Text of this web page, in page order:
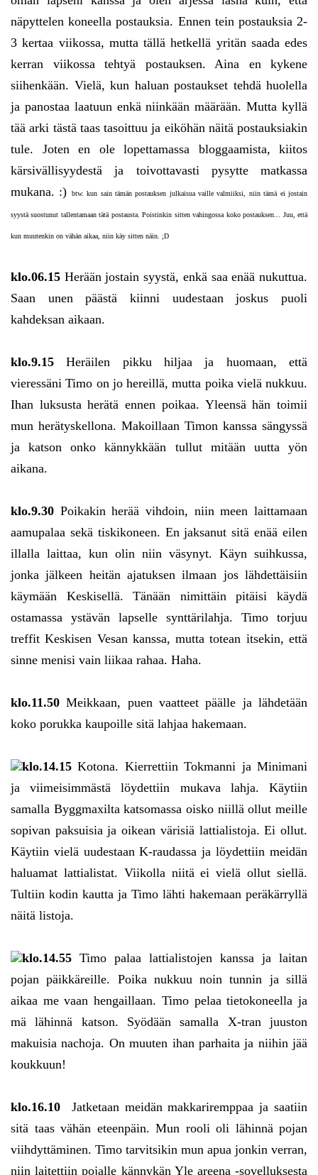
näpyttelen koneella postauksia. Ennen tein postauksia 2-
3 kertaa viikossa, mutta tällä hetkellä yritän saada edes
kerran viikossa tehtyä postauksen. Aina en kykene
siihenkään. Vielä, kun haluan postaukset tehdä huolella
ja panostaa laatuun enkä niinkään määrään. Mutta kyllä
tää arki tästä taas tasoittuu ja eiköhän näitä postauksiakin
tule. Joten en ole lopettamassa bloggaamista, kiitos
kärsivällisyydestä ja toivottavasti pysytte matkassa
mukana. :)
btw. kun sain tämän postauksen julkaisua vaille valmiiksi, niin tämä ei jostain
syystä suostunut tallentamaan tätä postausta. Poistinkin sitten vahingossa koko postauksen... Juu, että
kun muutenkin on vähän aikaa, niin käy sitten näin. ;D
klo.06.15 Herään jostain syystä, enkä saa enää nukuttua.
Saan unen päästä kiinni uudestaan joskus puoli
kahdeksan aikaan.
klo.9.15 Heräilen pikku hiljaa ja huomaan, että
vieressäni Timo on jo hereillä, mutta poika vielä nukkuu.
Ihan luksusta herätä ennen poikaa. Yleensä hän toimii
mun herätyskellona. Makoillaan Timon kanssa sängyssä
ja katson onko kännykkään tullut mitään uutta yön
aikana.
klo.9.30 Poikakin herää vihdoin, niin meen laittamaan
aamupalaa sekä tiskikoneen. En jaksanut sitä enää eilen
illalla laittaa, kun olin niin väsynyt. Käyn suihkussa,
jonka jälkeen heitän ajatuksen ilmaan jos lähdettäisiin
käymään Keskisellä. Tänään nimittäin pitäisi käydä
ostamassa ystävän lapselle synttärilahja. Timo torjuu
treffit Keskisen Vesan kanssa, mutta totean itsekin, että
sinne menisi vain liikaa rahaa. Haha.
klo.11.50 Meikkaan, puen vaatteet päälle ja lähdetään
koko porukka kaupoille sitä lahjaa hakemaan.
klo.14.15 Kotona. Kierrettiin Tokmanni ja Minimani
ja viimeisimmästä löydettiin mukava lahja. Käytiin
samalla Byggmaxilta katsomassa oisko niillä ollut meille
sopivan paksuisia ja oikean värisiä lattialistoja. Ei ollut.
Käytiin vielä uudestaan K-raudassa ja löydettiin meidän
haluamat lattialistat. Viikolla niitä ei vielä ollut siellä.
Tultiin kodin kautta ja Timo lähti hakemaan peräkärryllä
näitä listoja.
klo.14.55 Timo palaa lattialistojen kanssa ja laitan
pojan päikkäreille. Poika nukkuu noin tunnin ja sillä
aikaa me vaan hengaillaan. Timo pelaa tietokoneella ja
mä lähinnä katson. Syödään samalla X-tran juuston
makuisia nachoja. On muuten ihan parhaita ja niihin jää
koukkuun!
klo.16.10 Jatketaan meidän makkariremppaa ja saatiin
sitä taas vähän eteenpäin. Mun rooli oli lähinnä pojan
viihdyttäminen. Timo tarvitsikin mun apua jonkin verran,
niin laitettiin pojalle kännykän Yle areena -sovelluksesta